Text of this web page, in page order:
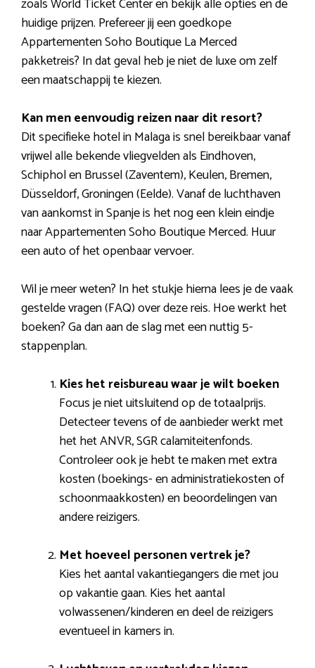
huidige prijzen. Prefereer jij een goedkope
Appartementen Soho Boutique La Merced
pakketreis? In dat geval heb je niet de luxe om zelf
een maatschappij te kiezen.
Kan men eenvoudig reizen naar dit resort?
Dit specifieke hotel in Malaga is snel bereikbaar vanaf
vrijwel alle bekende vliegvelden als Eindhoven,
Schiphol en Brussel (Zaventem), Keulen, Bremen,
Düsseldorf, Groningen (Eelde). Vanaf de luchthaven
van aankomst in Spanje is het nog een klein eindje
naar Appartementen Soho Boutique Merced. Huur
een auto of het openbaar vervoer.
Wil je meer weten? In het stukje hierna lees je de vaak
gestelde vragen (FAQ) over deze reis. Hoe werkt het
boeken? Ga dan aan de slag met een nuttig 5-
stappenplan.
Kies het reisbureau waar je wilt boeken
Focus je niet uitsluitend op de totaalprijs.
Detecteer tevens of de aanbieder werkt met
het het ANVR, SGR calamiteitenfonds.
Controleer ook je hebt te maken met extra
kosten (boekings- en administratiekosten of
schoonmaakkosten) en beoordelingen van
andere reizigers.
Met hoeveel personen vertrek je?
Kies het aantal vakantiegangers die met jou
op vakantie gaan. Kies het aantal
volwassenen/kinderen en deel de reizigers
eventueel in kamers in.